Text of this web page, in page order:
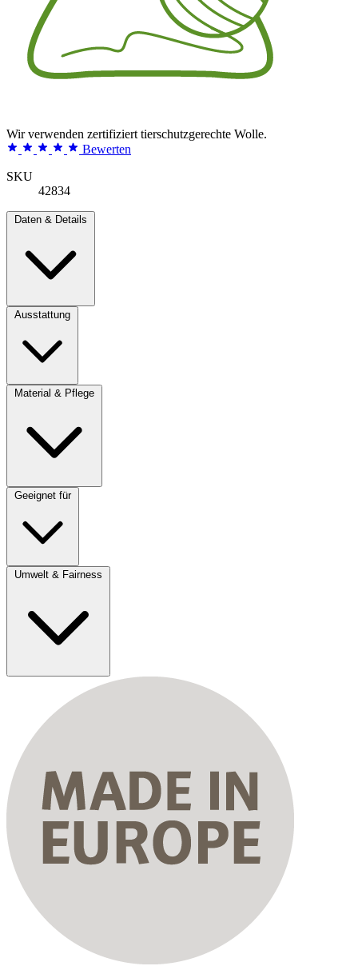
Wir verwenden zertifiziert tierschutzgerechte Wolle.
Bewerten
SKU
42834
Daten & Details
Ausstattung
Material & Pflege
Geeignet für
Umwelt & Fairness